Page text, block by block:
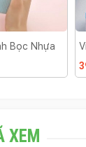
Bọc Nhựa
XEM